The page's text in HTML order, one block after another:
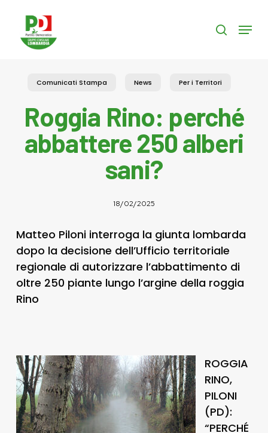
content
search
Menu
Comunicati Stampa News Per i Territori
Roggia Rino: perché
abbattere 250 alberi
sani?
18/02/2025
Matteo Piloni interroga la giunta lombarda
dopo la decisione dell’Ufficio territoriale
regionale di autorizzare l’abbattimento di
oltre 250 piante lungo l’argine della roggia
Rino
ROGGIA
RINO,
PILONI
(PD):
“PERCHÉ